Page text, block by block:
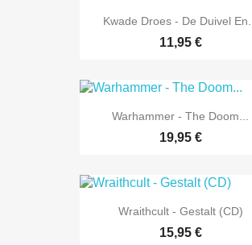
Kwade Droes - De Duivel En...
11,95 €
Warhammer - The Doom...
19,95 €
Wraithcult - Gestalt (CD)
15,95 €